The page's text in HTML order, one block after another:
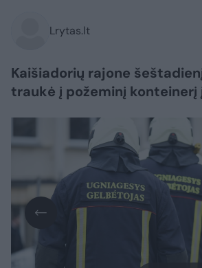
Lrytas.lt
Kaišiadorių rajone
traukė į požeminį